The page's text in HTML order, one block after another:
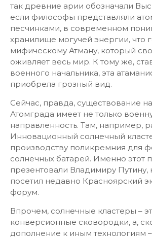
так древние арии обозначали
если философы представляли
песчинками, в современном
хранилище могучей энергии, что
мифическому Атману, который
оживляет весь мир. К тому же,
военного начальника, эта
приобрела грозный вид.
Сейчас, правда, существование
Атомграда имеет не только
направленность. Там, например,
Инновационный солнечный
производству поликремния для
солнечных батарей. Именно этот
презентовали Владимиру Путину,
посетил недавно Красноярский
форум.
Впрочем, солнечные кластеры –
конверсионные сковородки, а,
дополнение к иным технологиям